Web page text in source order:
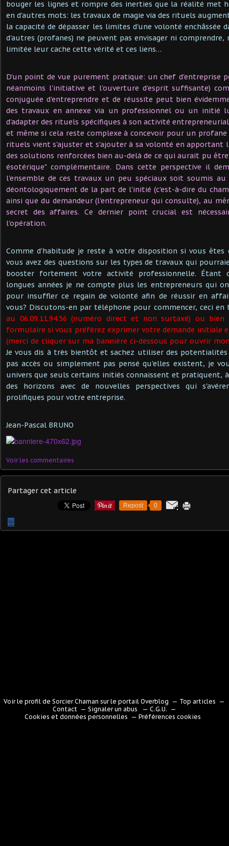
bouger les lignes et rompre des inerties que la réalité met
en d'autres mots: les travaux de magie via des rituels
la capacité de dépasser les limites d'une volonté enchâssée
d'autres (profanes) ne peuvent pas envisager ni
limitée leur cache cette vérité et ces liens…
D'un point de vue purement pratique: un chef d'entreprise
néanmoins l'initiative et l'ouverture d'esprit suffisante)
conjuguée d'entreprendre et de réussite peut bien
des travaux en annexe via un professionnel ou un initié
d'adapter des rituels spécifiques à son activité
et même si cela reste complexe à concevoir pour un profane
rituels vient s'ajuster et s'ajouter à sa volonté en apportant
des solutions renforcées bien au-delà de ce qui aurait pu
ésotérique" complémentaire. Dans cette perspective il
l'ensemble de ces travaux un peu spéciaux soit soumis
déontologiquement de la part de l'initié (c'est-à-dire du
ainsi que du demandeur (l'entrepreneur qui consulte), au
secret des affaires. Ce dernier point crucial est
l'opération.
Comme d'habitude je reste à votre disposition si vous êtes
vous avez des questions sur les types de travaux qui
booster fortement votre activité professionnelle. Étant
longues années je ne compte plus les entrepreneurs qui
pour insuffler ce regain de volonté afin de réussir en
vous? Discutons-en par téléphone pour commencer, ceci
au 06.09.11.94.56 (numéro direct et non surtaxé) ou
formulaire si vous préférez exprimer votre demande initiale
(merci de cliquer sur ma bannière ci-dessous pour ouvrir
Je vous dis à très bientôt et sachez utiliser des potentialités
pas accès ou simplement pas pensé qu'elles existent, je
univers que seuls certains initiés connaissent et pratiquent,
des horizons avec de nouvelles perspectives qui
prolifiques pour votre entreprise.
Jean-Pascal BRUNO
Voir les commentaires
Partager cet article
Repost 0
…
Voir le profil deSorcier Chaman sur le portail Overblog
Top articles
Contact
Signaler un abus
C.G.U.
Cookies et données personnelles
Préférences cookies